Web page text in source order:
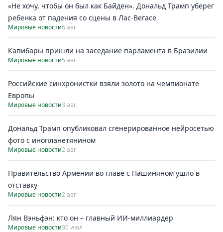
«Не хочу, чтобы он был как Байден». Дональд Трамп уберег
ребенка от падения со сцены в Лас-Вегасе
Мировые новости6 авг
Капибары пришли на заседание парламента в Бразилии
Мировые новости5 авг
Российские синхронистки взяли золото на чемпионате
Европы
Мировые новости3 авг
Дональд Трамп опубликовал сгенерированное нейросетью
фото с инопланетянином
Мировые новости2 авг
Правительство Армении во главе с Пашиняном ушло в
отставку
Мировые новости2 авг
Лян Вэньфэн: кто он – главный ИИ-миллиардер
Мировые новости30 июл